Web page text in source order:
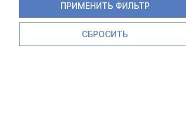
ПРИМЕНИТЬ ФИЛЬТР
СБРОСИТЬ